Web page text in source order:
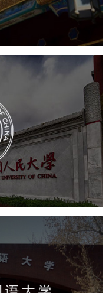
站建设
学
高校网站建设
站建设
学